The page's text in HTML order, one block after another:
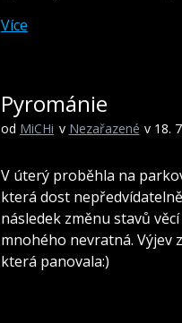
Více
Pyrománie
od MiCHi v Nezařazené v 18.
V úterý proběhla na
která dost
následek změnu stavů
mnohého nevratná. Výjev
která panovala:)